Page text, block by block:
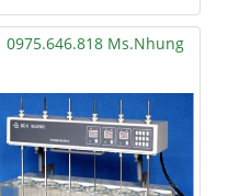
0975.646.818 Ms.Nhung